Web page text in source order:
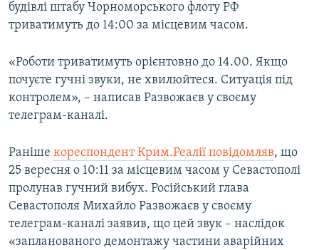
будівлі штабу Чорноморського флоту РФ
триватимуть до 14:00 за місцевим часом.
«Роботи триватимуть орієнтовно до 14.00. Якщо
почуєте гучні звуки, не хвилюйтеся. Ситуація під
контролем», – написав Развожаєв у своєму
телеграм-каналі.
Раніше кореспондент Крим.Реалії повідомляв, що
25 вересня о 10:11 за місцевим часом у Севастополі
пролунав гучний вибух. Російський глава
Севастополя Михайло Развожаєв у своєму
телеграм-каналі заявив, що цей звук – наслідок
«запланованого демонтажу частини аварійних